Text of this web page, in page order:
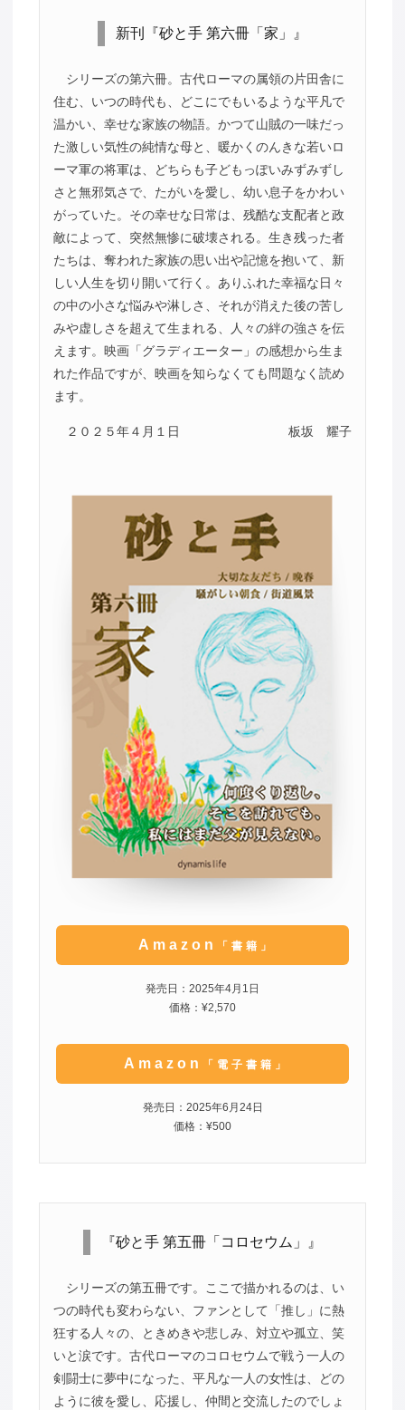
新刊『砂と手 第六冊「家」』
シリーズの第六冊。古代ローマの属領の片田舎に
住む、いつの時代も、どこにでもいるような平凡で
温かい、幸せな家族の物語。かつて山賊の一味だっ
た激しい気性の純情な母と、暖かくのんきな若いロ
ーマ軍の将軍は、どちらも子どもっぽいみずみずし
さと無邪気さで、たがいを愛し、幼い息子をかわい
がっていた。その幸せな日常は、残酷な支配者と政
敵によって、突然無惨に破壊される。生き残った者
たちは、奪われた家族の思い出や記憶を抱いて、新
しい人生を切り開いて行く。ありふれた幸福な日々
の中の小さな悩みや淋しさ、それが消えた後の苦し
みや虚しさを超えて生まれる、人々の絆の強さを伝
えます。映画「グラディエーター」の感想から生ま
れた作品ですが、映画を知らなくても問題なく読め
ます。
２０２５年４月１日 板坂 耀子
Amazon 「書籍」
発売日：2025年4月1日
価格：¥2,570
Amazon 「電子書籍」
発売日：2025年6月24日
価格：¥500
『砂と手 第五冊「コロセウム」』
シリーズの第五冊です。ここで描かれるのは、い
つの時代も変わらない、ファンとして「推し」に熱
狂する人々の、ときめきや悲しみ、対立や孤立、笑
いと涙です。古代ローマのコロセウムで戦う一人の
剣闘士に夢中になった、平凡な一人の女性は、どの
ように彼を愛し、応援し、仲間と交流したのでしょ